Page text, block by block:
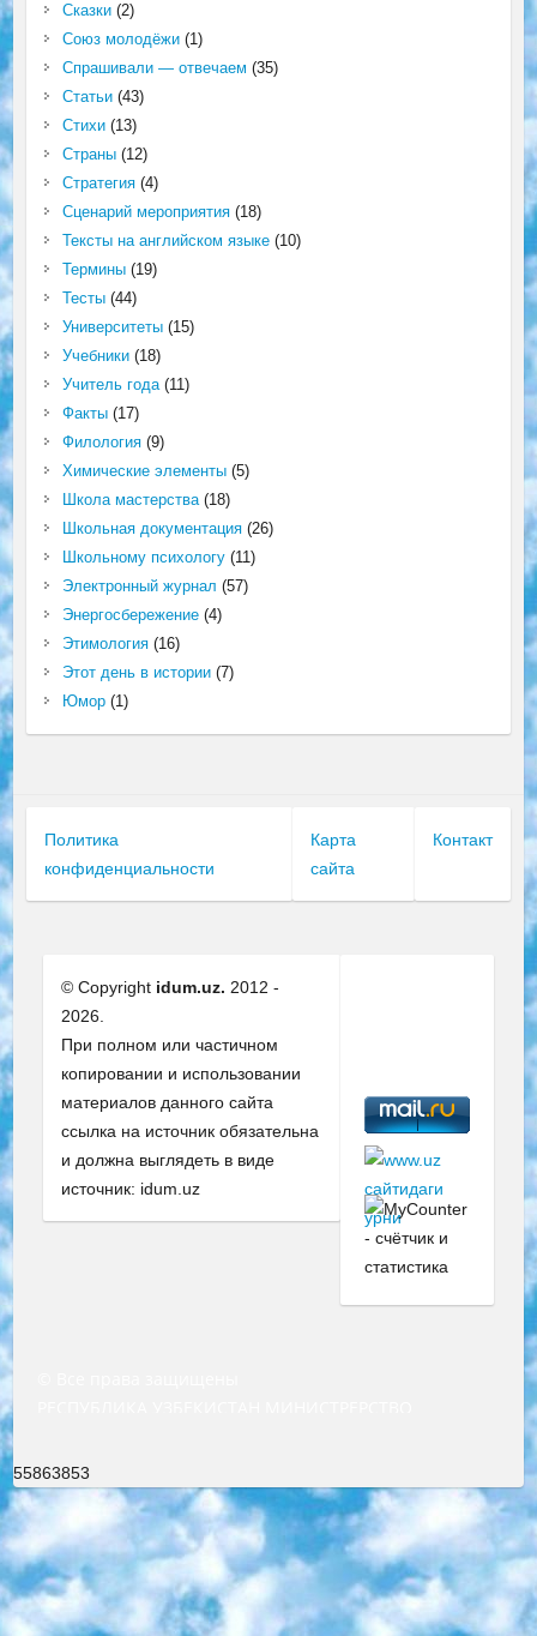
Сказки(2)
Союз молодёжи(1)
Спрашивали — отвечаем (35)
Статьи(43)
Стихи(13)
Страны(12)
Стратегия(4)
Сценарий мероприятия(18)
Тексты на английском языке(10)
Термины(19)
Тесты(44)
Университеты(15)
Учебники(18)
Учитель года(11)
Факты(17)
Филология(9)
Химические элементы(5)
Школа мастерства(18)
Школьная документация(26)
Школьному психологу(11)
Электронный журнал (57)
Энергосбережение(4)
Этимология(16)
Этот день в истории(7)
Юмор(1)
Политика
конфиденциальности
Карта
сайта
Контакт
© Copyright idum.uz. 2012 -
2026.
При полном или частичном
копировании и использовании
материалов данного сайта
ссылка на источник обязательна
и должна выглядеть в виде
источник: idum.uz
55863853